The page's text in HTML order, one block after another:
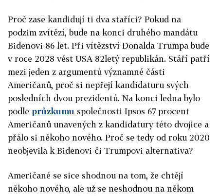
Proč zase kandidují ti dva staříci? Pokud na
podzim zvítězí, bude na konci druhého mandátu
Bidenovi 86 let. Při vítězství Donalda Trumpa bude
v roce 2028 vést USA 82letý republikán. Stáří patří
mezi jeden z argumentů významné části
Američanů, proč si nepřejí kandidaturu svých
posledních dvou prezidentů. Na konci ledna bylo
podle průzkumu společnosti Ipsos 67 procent
Američanů unavených z kandidatury této dvojice a
přálo si někoho nového. Proč se tedy od roku 2020
neobjevila k Bidenovi či Trumpovi alternativa?
Američané se sice shodnou na tom, že chtějí
někoho nového, ale už se neshodnou na někom